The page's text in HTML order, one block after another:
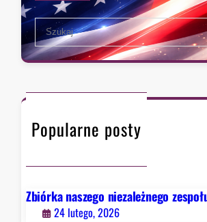
S
e
a
c
Popularne posty
Zbiórka naszego niezależnego
24 lutego, 2026